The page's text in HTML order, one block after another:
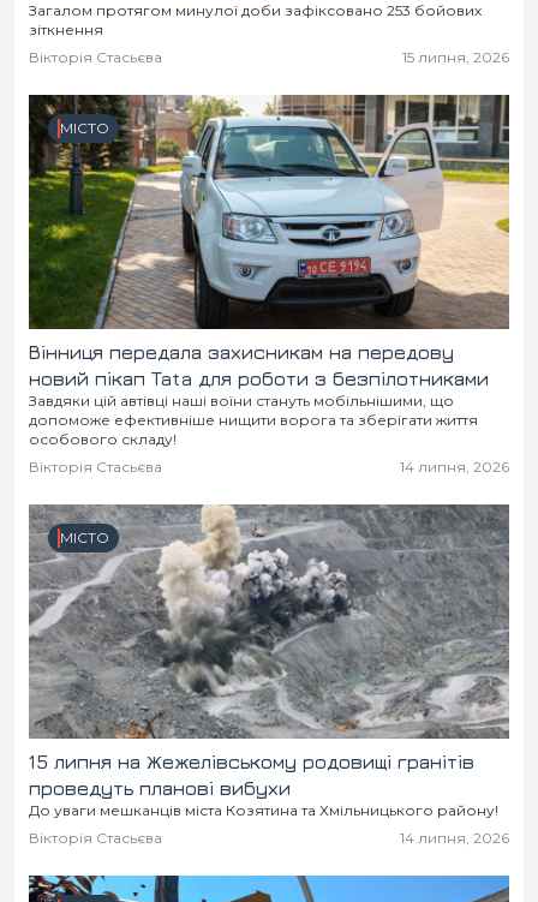
Приватна думка
Життя
Відео
Конфлікти
Партнери
Спорт
Історія
Спорт
Футбол
Контакти
Підписатись на нас у Telegram
Загалом протягом минулої доби зафіксовано 253 бойових
зіткнення
Вікторія Стасьєва
15 липня, 2026
МІСТО
Вінниця передала захисникам на передову
новий пікап Tata для роботи з безпілотниками
Завдяки цій автівці наші воїни стануть мобільнішими, що
допоможе ефективніше нищити ворога та зберігати життя
особового складу!
Вікторія Стасьєва
14 липня, 2026
МІСТО
15 липня на Жежелівському родовищі гранітів
проведуть планові вибухи
До уваги мешканців міста Козятина та Хмільницького району!
Вікторія Стасьєва
14 липня, 2026